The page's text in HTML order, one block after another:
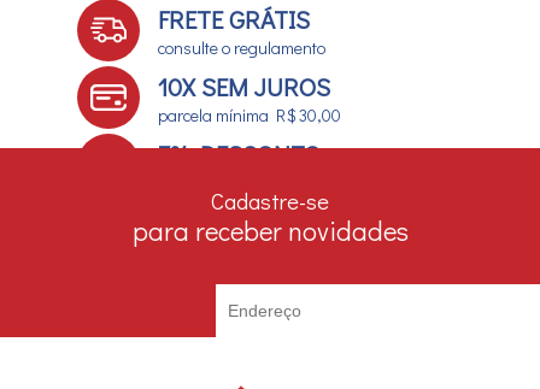
FRETE GRÁTIS
consulte o regulamento
10X SEM JUROS
parcela mínima R$ 30,00
7% DESCONTO
Cadastre-se
para receber novidades